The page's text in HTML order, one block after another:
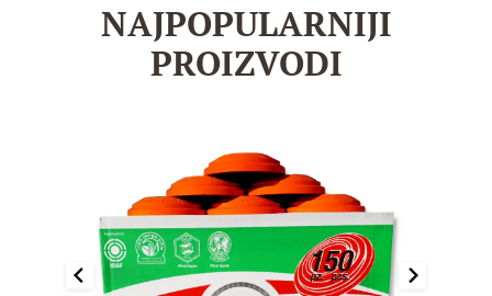
NAJPOPULARNIJI
PROIZVODI